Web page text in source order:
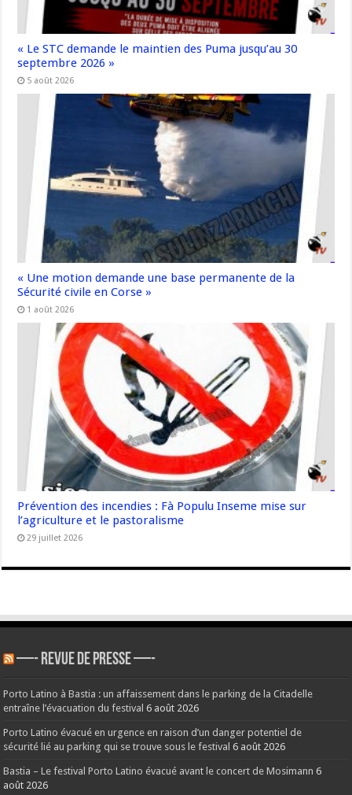
« Le STC demande le maintien des Puma jusqu’au 30
septembre 2026 »
5 août 2026
« Une motion demande une base permanente de la
Sécurité civile en Corse »
1 août 2026
Prévention des incendies : Fà Populu Inseme mise sur
l’agriculture et le pastoralisme
29 juillet 2026
—- REVUE DE PRESSE —-
Porto Latino à Bastia : un affaissement dans le parking de la Citadelle
entraîne l’évacuation du festival 6 août 2026
Porto Latino évacué en urgence en raison d’un danger potentiel de
sécurité lié au parking qui se trouve sous le festival 6 août 2026
Bastia – Le festival Porto Latino évacué avant le concert de Mosimann 6
août 2026